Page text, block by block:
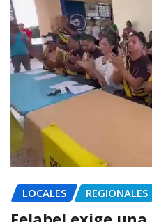
LOCALES REGIONALES